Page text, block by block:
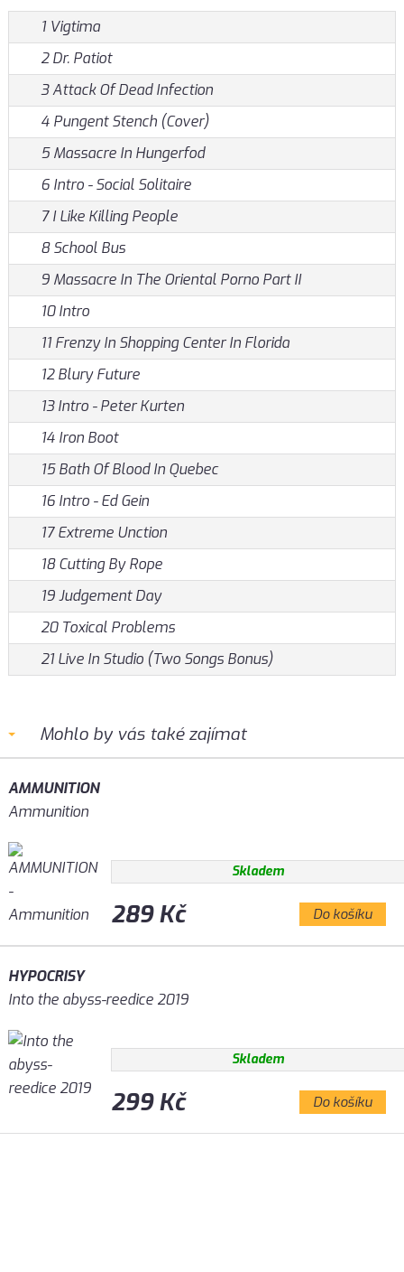
1 Vigtima
2 Dr. Patiot
3 Attack Of Dead Infection
4 Pungent Stench (Cover)
5 Massacre In Hungerfod
6 Intro - Social Solitaire
7 I Like Killing People
8 School Bus
9 Massacre In The Oriental Porno Part II
10 Intro
11 Frenzy In Shopping Center In Florida
12 Blury Future
13 Intro - Peter Kurten
14 Iron Boot
15 Bath Of Blood In Quebec
16 Intro - Ed Gein
17 Extreme Unction
18 Cutting By Rope
19 Judgement Day
20 Toxical Problems
21 Live In Studio (Two Songs Bonus)
Mohlo by vás také zajímat
AMMUNITION
Ammunition
Skladem
289 Kč Do košíku
HYPOCRISY
Into the abyss-reedice 2019
Skladem
299 Kč Do košíku